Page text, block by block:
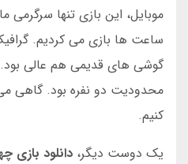
موبایل، این بازی تنها
گوشی های قدیمی هم عالی بود.
محدودیت دو نفره بود. گاهی
کنیم.
یک دوست دیگر، دانلود بازی